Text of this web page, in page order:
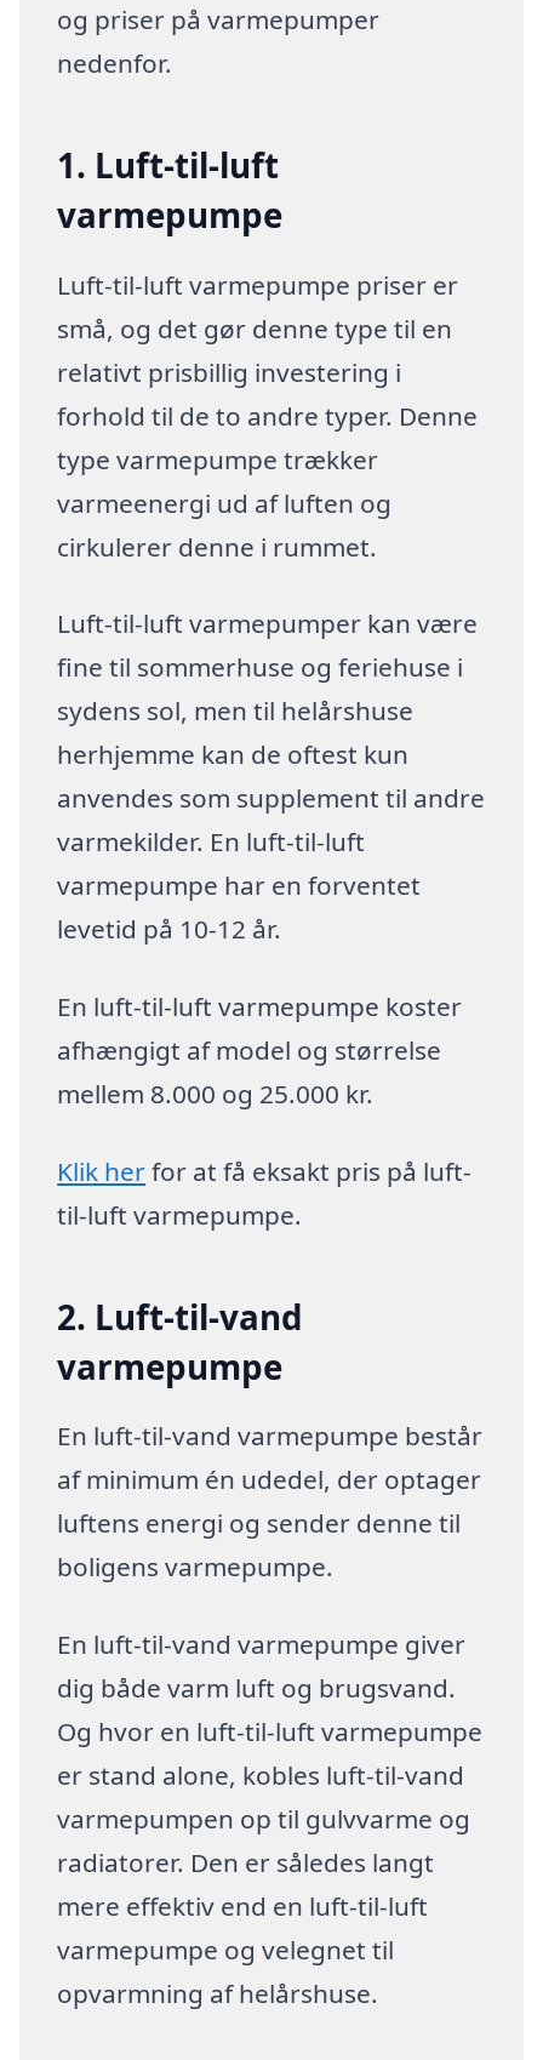
og priser på varmepumper
nedenfor.
1. Luft-til-luft
varmepumpe
Luft-til-luft varmepumpe priser er
små, og det gør denne type til en
relativt prisbillig investering i
forhold til de to andre typer. Denne
type varmepumpe trækker
varmeenergi ud af luften og
cirkulerer denne i rummet.
Luft-til-luft varmepumper kan være
fine til sommerhuse og feriehuse i
sydens sol, men til helårshuse
herhjemme kan de oftest kun
anvendes som supplement til andre
varmekilder. En luft-til-luft
varmepumpe har en forventet
levetid på 10-12 år.
En luft-til-luft varmepumpe koster
afhængigt af model og størrelse
mellem 8.000 og 25.000 kr.
Klik herfor at få eksakt pris på luft-
til-luft varmepumpe.
2. Luft-til-vand
varmepumpe
En luft-til-vand varmepumpe består
af minimum én udedel, der optager
luftens energi og sender denne til
boligens varmepumpe.
En luft-til-vand varmepumpe giver
dig både varm luft og brugsvand.
Og hvor en luft-til-luft varmepumpe
er stand alone, kobles luft-til-vand
varmepumpen op til gulvvarme og
radiatorer. Den er således langt
mere effektiv end en luft-til-luft
varmepumpe og velegnet til
opvarmning af helårshuse.